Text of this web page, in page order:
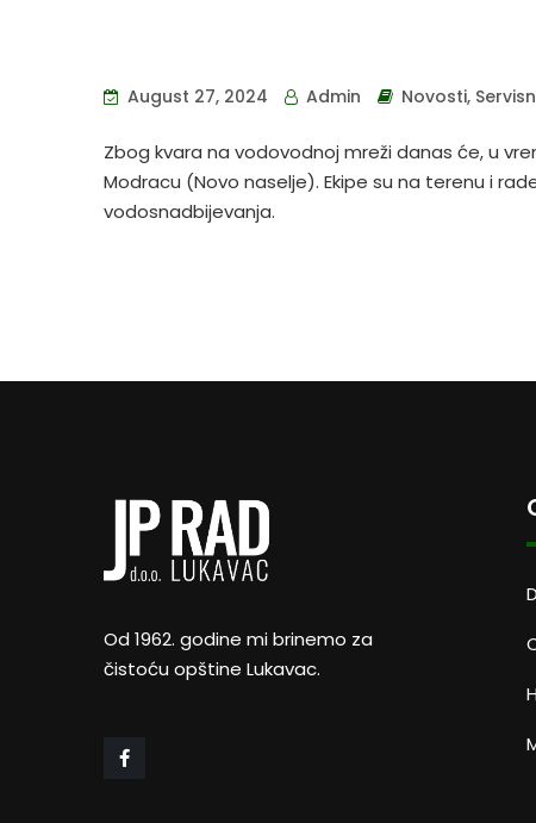
August 27, 2024 Admin Novosti,
Zbog kvara na vodovodnoj mreži danas će, u
Modracu (Novo naselje). Ekipe su na terenu i
vodosnadbijevanja.
Od 1962. godine mi brinemo za
čistoću opštine Lukavac.